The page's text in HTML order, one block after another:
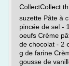
CollectCollect
suzette Pâte à
pincée de sel -
oeufs Crème
de chocolat - 2
g de farine
gousse de